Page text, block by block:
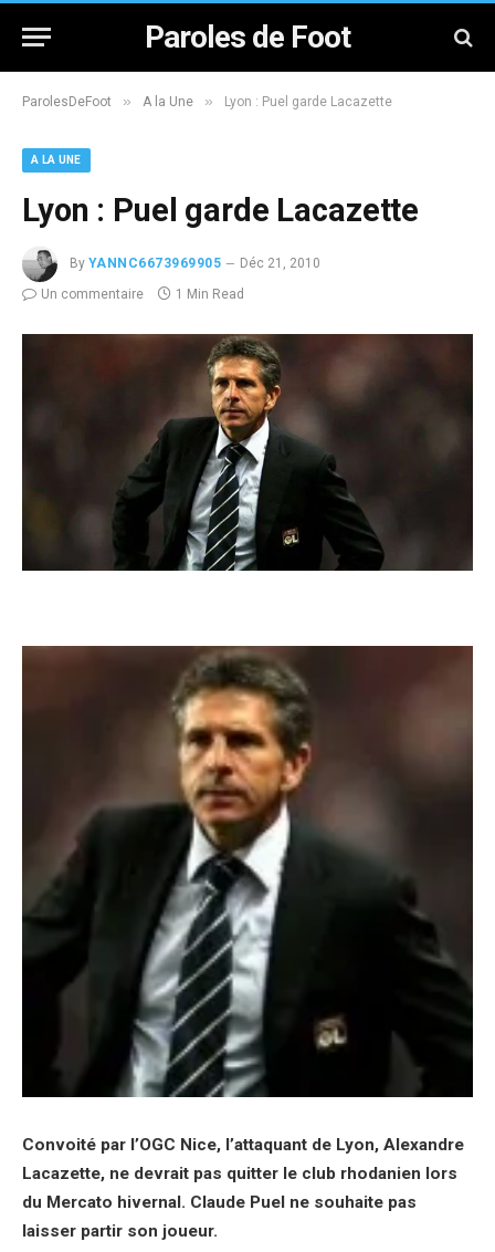
Paroles de Foot
ParolesDeFoot » A la Une » Lyon : Puel garde Lacazette
A LA UNE
Lyon : Puel garde Lacazette
By YANNC6673969905
Déc 21, 2010
Un commentaire
1 Min Read
Convoité par l’OGC Nice, l’attaquant de Lyon, Alexandre
Lacazette, ne devrait pas quitter le club rhodanien lors
du Mercato hivernal. Claude Puel ne souhaite pas
laisser partir son joueur.